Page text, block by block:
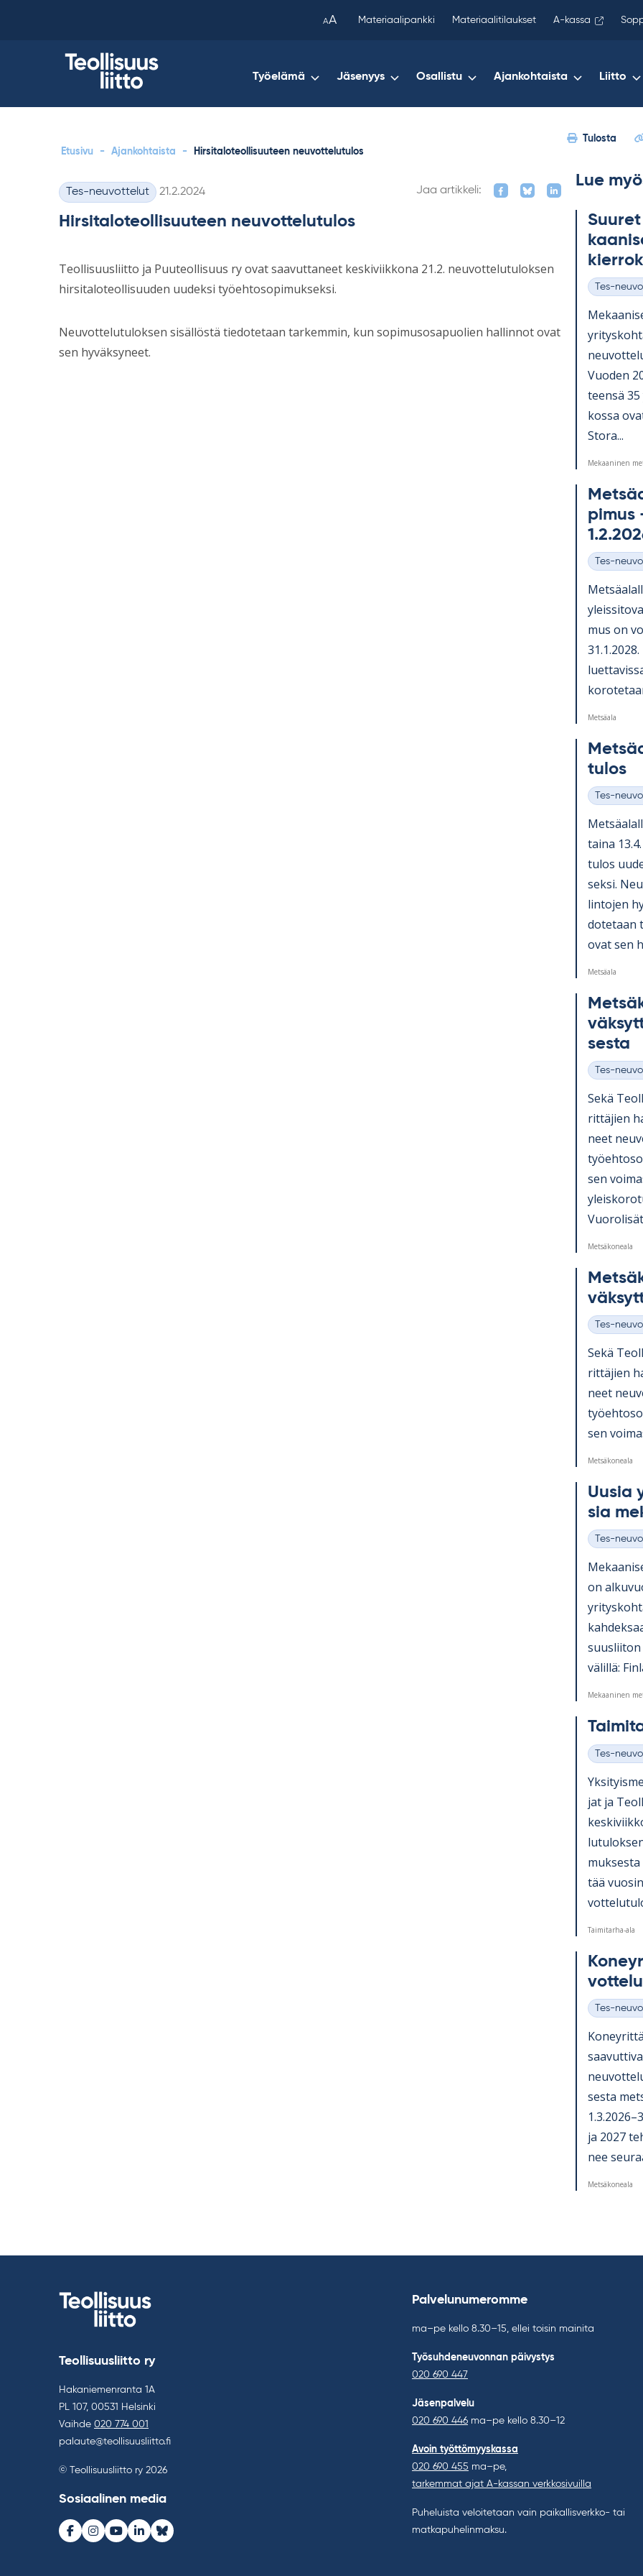
AA Materiaalipankki Materiaalitilaukset A-kassa
Työelämä Jäsenyys Osallistu Ajankohtaista Liitto
Etusivu - Ajankohtaista - Hirsitaloteollisuuteen neuvottelutulos
Tulosta
Kategoriat
Tes-neuvottelut Kirjoitettu
21.2.2024 Jaa artikkeli:
Hirsitaloteollisuuteen neuvottelutulos
Teollisuusliitto ja Puuteollisuus ry ovat saavuttaneet keskiviikkona 21.2. neuvottelutuloksen
hirsitaloteollisuuden uudeksi työehtosopimukseksi.
Neuvottelutuloksen sisällöstä tiedotetaan tarkemmin, kun sopimusosapuolien hallinnot ovat
sen hyväksyneet.
Lue
Kategoriat
Tes-
Vuo­den
teensä
kossa
Stora...
Mekaaninen
pi­mus
Kategoriat
Tes-
mus on
Metsäala
tu­los
Kategoriat
Tes-
taina
tu­los
seksi.
lin­to­jen
do­te­taan
ovat sen
Metsäala
sesta
Kategoriat
Tes-
Sekä
rit­tä­jien
neet
sen
Metsäkoneala
Kategoriat
Tes-
Sekä
rit­tä­jien
neet
sen
Metsäkoneala
Uusia
sia
Kategoriat
Tes-
on
suus­lii­ton
vä­lillä:
Mekaaninen
Kategoriat
Tes-
jat ja
tää
Taimitarha-ala
Kategoriat
Tes-
sesta
ja 2027
nee
Metsäkoneala
copied
your
clipboard.)
Teollisuusliitto ry
Hakaniemenranta 1A
PL 107, 00531 Helsinki
Vaihde 020 774 001
palaute@teollisuusliitto.fi
© Teollisuusliitto ry 2026
Sosiaalinen media
Facebook
Instagram
Youtube
LinkedInBluesky
Palvelunumeromme
ma–pe kello 8.30–15, ellei toisin mainita
Työsuhdeneuvonnan päivystys
020 690 447
Jäsenpalvelu
020 690 446 ma–pe kello 8.30–12
Avoin työttömyyskassa
020 690 455 ma–pe,
tarkemmat ajat A-kassan verkkosivuilla
Puheluista veloitetaan vain paikallisverkko- tai
matkapuhelinmaksu.